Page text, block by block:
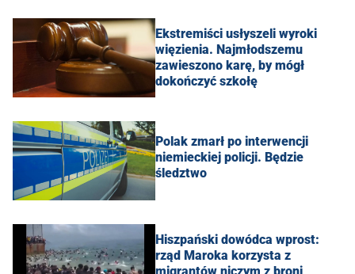
Ekstremiści usłyszeli wyroki
więzienia. Najmłodszemu
zawieszono karę, by mógł
dokończyć szkołę
Polak zmarł po interwencji
niemieckiej policji. Będzie
śledztwo
Hiszpański dowódca wprost:
rząd Maroka korzysta z
migrantów niczym z broni